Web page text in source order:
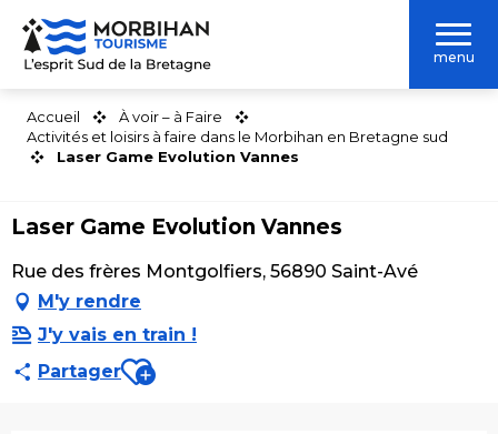
Aller
contenu
menu
Accueil
À voir – à Faire
Activités et loisirs à faire dans le Morbihan en Bretagne sud
Laser Game Evolution Vannes
Laser Game Evolution Vannes
Rue des frères Montgolfiers, 56890 Saint-Avé
M'y rendre
J'y vais en train !
PartagerAjouter aux favoris